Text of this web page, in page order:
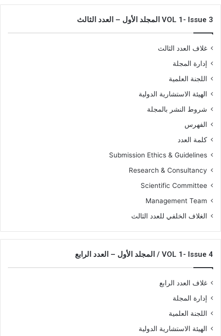
VOL 1- Issue 3 المجلد الأول – العدد الثالث
غلاف العدد الثالث
إدارة المجلة
اللجنة العلمية
الهيئة الاستشارية الدولية
شروط النشر بالمجلة
الفهرس
كلمة العدد
Submission Ethics & Guidelines
Research & Consultancy
Scientific Committee
Management Team
الغلاف الخلفي للعدد الثالث
VOL 1- Issue 4 / المجلد الأول – العدد الرابع
غلاف العدد الرابع
إدارة المجلة
اللجنة العلمية
الهيئة الاستشارية الدولية